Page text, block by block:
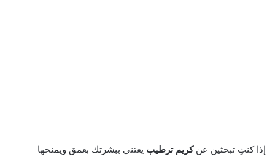
إذا كنتِ تبحثين عنكريم ترطيب يعتني ببشرتك بعمق ويمنحها